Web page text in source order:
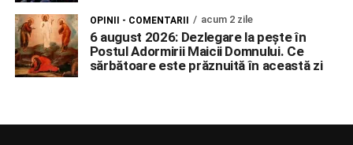
OPINII - COMENTARII acum 2 zile
6 august 2026: Dezlegare la pește în
Postul Adormirii Maicii Domnului. Ce
sărbătoare este prăznuită în această zi